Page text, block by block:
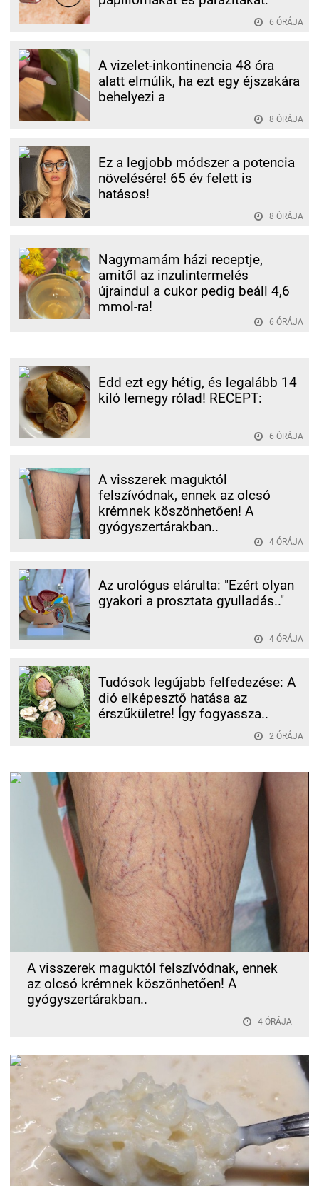
6 ÓRÁJA
A vizelet-inkontinencia 48 óra
alatt elmúlik, ha ezt egy éjszakára
behelyezi a
8 ÓRÁJA
Ez a legjobb módszer a potencia
növelésére! 65 év felett is
hatásos!
8 ÓRÁJA
Nagymamám házi receptje,
amitől az inzulintermelés
újraindul a cukor pedig beáll 4,6
mmol-ra!
6 ÓRÁJA
Edd ezt egy hétig, és legalább 14
kiló lemegy rólad! RECEPT:
6 ÓRÁJA
A visszerek maguktól
felszívódnak, ennek az olcsó
krémnek köszönhetően! A
gyógyszertárakban..
4 ÓRÁJA
Az urológus elárulta: "Ezért olyan
gyakori a prosztata gyulladás.."
4 ÓRÁJA
Tudósok legújabb felfedezése: A
dió elképesztő hatása az
érszűkületre! Így fogyassza..
2 ÓRÁJA
A visszerek maguktól felszívódnak, ennek
az olcsó krémnek köszönhetően! A
gyógyszertárakban..
4 ÓRÁJA